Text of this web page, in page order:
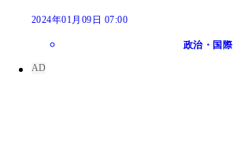
2024年01月09日 07:00
政治・国際